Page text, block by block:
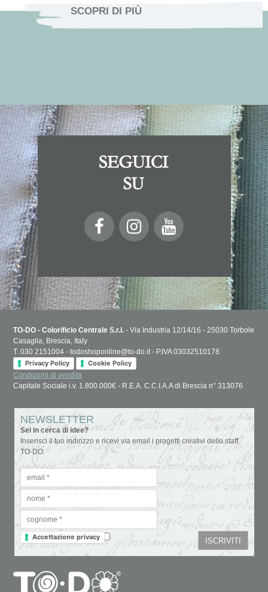
SCOPRI DI PIÙ
TO-DO - Colorificio Centrale S.r.l. - Via Industria 12/14/16 - 25030 Torbole
Casaglia, Brescia, Italy
T. 030 2151004 - todoshoponline@to-do.it - P.IVA 03032510178
Privacy Policy
Cookie Policy
Condizioni di vendita
Capitale Sociale i.v. 1.800.000€ - R.E.A. C.C.I.A.A di Brescia n° 313076
NEWSLETTER
Sei in cerca di idee?
Inserisci il tuo indirizzo e ricevi via email i progetti creativi dello staff
TO-DO.
Accettazione privacy